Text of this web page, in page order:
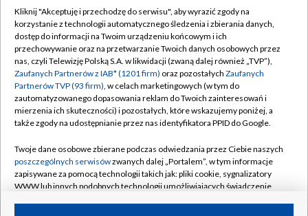
TVP
Abonament TVP
Emisja w TVP
Centrum informacji TVP
Naziemna Telewizja Cyfrowa
Rada Programowa
System NOS
Informacje o nadawcy
Regulamin TVP
Polityka prywatności
Moje zgody
Pomoc
Kontakt
Kanały
Kliknij "Akceptuję i przechodzę do serwisu", aby wyrazić zgody na
korzystanie z technologii automatycznego śledzenia i zbierania danych,
dostęp do informacji na Twoim urządzeniu końcowym i ich
przechowywanie oraz na przetwarzanie Twoich danych osobowych przez
nas, czyli Telewizję Polską S.A. w likwidacji (zwaną dalej również „TVP”),
Zaufanych Partnerów z IAB* (1201 firm) oraz pozostałych Zaufanych
Partnerów TVP (93 firm), w celach marketingowych (w tym do
zautomatyzowanego dopasowania reklam do Twoich zainteresowań i
mierzenia ich skuteczności) i pozostałych, które wskazujemy poniżej, a
także zgody na udostępnianie przez nas identyfikatora PPID do Google.
Twoje dane osobowe zbierane podczas odwiedzania przez Ciebie naszych
poszczególnych serwisówzwanych dalej „Portalem”, w tym informacje
zapisywane za pomocą technologii takich jak: pliki cookie, sygnalizatory
WWW lub innych podobnych technologii umożliwiających świadczenie